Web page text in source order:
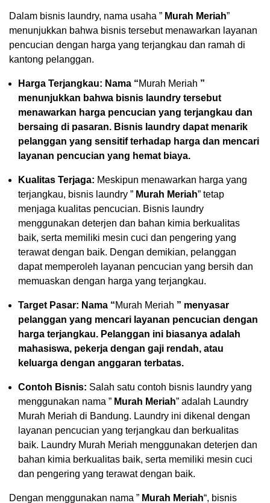
Dalam bisnis laundry, nama usaha ” Murah Meriah”
menunjukkan bahwa bisnis tersebut menawarkan layanan
pencucian dengan harga yang terjangkau dan ramah di
kantong pelanggan.
Harga Terjangkau: Nama “Murah Meriah ”
menunjukkan bahwa bisnis laundry tersebut
menawarkan harga pencucian yang terjangkau dan
bersaing di pasaran. Bisnis laundry dapat menarik
pelanggan yang sensitif terhadap harga dan mencari
layanan pencucian yang hemat biaya.
Kualitas Terjaga: Meskipun menawarkan harga yang
terjangkau, bisnis laundry ” Murah Meriah” tetap
menjaga kualitas pencucian. Bisnis laundry
menggunakan deterjen dan bahan kimia berkualitas
baik, serta memiliki mesin cuci dan pengering yang
terawat dengan baik. Dengan demikian, pelanggan
dapat memperoleh layanan pencucian yang bersih dan
memuaskan dengan harga yang terjangkau.
Target Pasar: Nama “Murah Meriah ” menyasar
pelanggan yang mencari layanan pencucian dengan
harga terjangkau. Pelanggan ini biasanya adalah
mahasiswa, pekerja dengan gaji rendah, atau
keluarga dengan anggaran terbatas.
Contoh Bisnis: Salah satu contoh bisnis laundry yang
menggunakan nama ” Murah Meriah” adalah Laundry
Murah Meriah di Bandung. Laundry ini dikenal dengan
layanan pencucian yang terjangkau dan berkualitas
baik. Laundry Murah Meriah menggunakan deterjen dan
bahan kimia berkualitas baik, serta memiliki mesin cuci
dan pengering yang terawat dengan baik.
Dengan menggunakan nama ” Murah Meriah“, bisnis